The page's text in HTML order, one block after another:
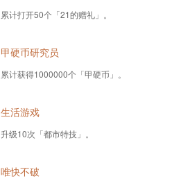
累计打开50个「21的赠礼」。
甲硬币研究员
累计获得1000000个「甲硬币」。
生活游戏
升级10次「都市特技」。
唯快不破